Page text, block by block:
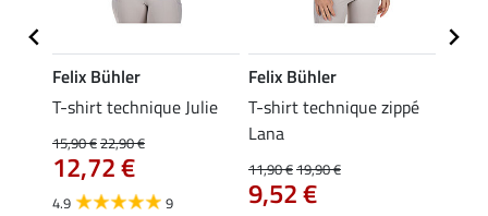
Felix Bühler
T-shirt technique Julie
15,90 €22,90 €
12,72 €
4.9 9
Felix Bühler
T-shirt technique zippé
Lana
11,90 €19,90 €
9,52 €